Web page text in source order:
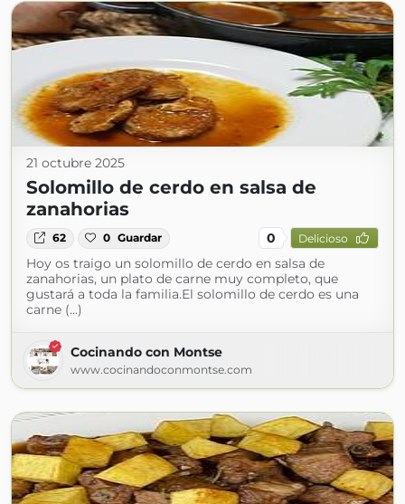
21 octubre 2025
Solomillo de cerdo en salsa de
zanahorias
62 0 Guardar 0 Delicioso
Hoy os traigo un solomillo de cerdo en salsa de
zanahorias, un plato de carne muy completo, que
gustará a toda la familia.El solomillo de cerdo es una
carne (...)
Cocinando con Montse
www.cocinandoconmontse.com